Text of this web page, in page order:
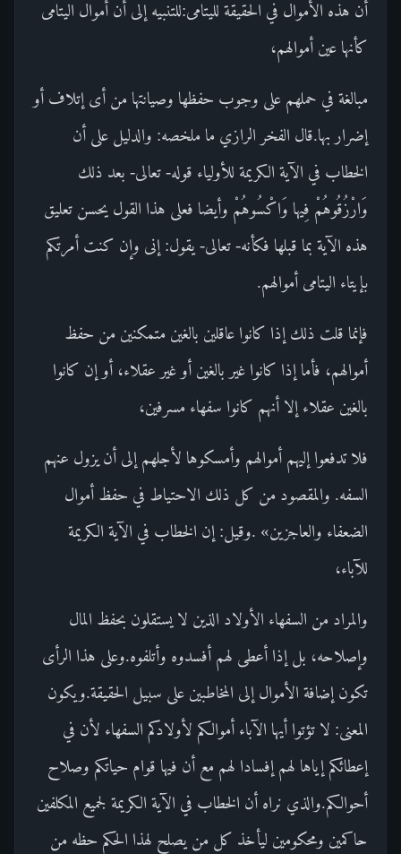
أن هذه الأموال في الحقيقة لليتامى:للتنبيه إلى أن أموال اليتامى
كأنها عين أموالهم،
مبالغة في حملهم على وجوب حفظها وصيانتها من أى إتلاف أو
إضرار بها.قال الفخر الرازي ما ملخصه: والدليل على أن
الخطاب في الآية الكريمة للأولياء قوله- تعالى- بعد ذلك
وَارْزُقُوهُمْ فِيها وَاكْسُوهُمْ وأيضا فعلى هذا القول يحسن تعليق
هذه الآية بما قبلها فكأنه- تعالى- يقول: إنى وإن كنت أمرتكم
بإيتاء اليتامى أموالهم.
فإنما قلت ذلك إذا كانوا عاقلين بالغين متمكنين من حفظ
أموالهم، فأما إذا كانوا غير بالغين أو غير عقلاء، أو إن كانوا
بالغين عقلاء إلا أنهم كانوا سفهاء مسرفين،
فلا تدفعوا إليهم أموالهم وأمسكوها لأجلهم إلى أن يزول عنهم
السفه. والمقصود من كل ذلك الاحتياط في حفظ أموال
الضعفاء والعاجزين» .وقيل: إن الخطاب في الآية الكريمة
للآباء،
والمراد من السفهاء الأولاد الذين لا يستقلون بحفظ المال
وإصلاحه، بل إذا أعطى لهم أفسدوه وأتلفوه.وعلى هذا الرأى
تكون إضافة الأموال إلى المخاطبين على سبيل الحقيقة.ويكون
المعنى: لا تؤتوا أيها الآباء أموالكم لأولادكم السفهاء لأن في
إعطائكم إياها لهم إفسادا لهم مع أن فيها قوام حياتكم وصلاح
أحوالكم.والذي نراه أن الخطاب في الآية الكريمة لجميع المكلفين
حاكمين ومحكومين ليأخذ كل من يصلح لهذا الحكم حظه من